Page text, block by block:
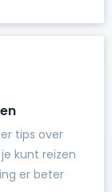
tips over
kunt reizen
er beter